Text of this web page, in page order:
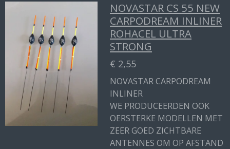
NOVASTAR CS 55 NEW
CARPODREAM INLINER
ROHACEL ULTRA
STRONG
€ 2,55
NOVASTAR CARPODREAM
INLINER
WE PRODUCEERDEN OOK
OERSTERKE MODELLEN MET
ZEER GOED ZICHTBARE
ANTENNES OM OP AFSTAND